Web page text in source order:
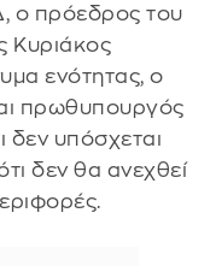
ο πρόεδρος του
Κυριάκος
ενότητας, ο
πρωθυπουργός
δεν υπόσχεται
δεν θα ανεχθεί